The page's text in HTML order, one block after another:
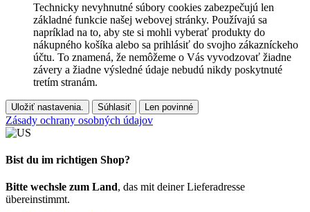
Technicky nevyhnutné súbory cookies zabezpečujú len
základné funkcie našej webovej stránky. Používajú sa
napríklad na to, aby ste si mohli vyberať produkty do
nákupného košíka alebo sa prihlásiť do svojho zákazníckeho
účtu. To znamená, že nemôžeme o Vás vyvodzovať žiadne
závery a žiadne výsledné údaje nebudú nikdy poskytnuté
tretím stranám.
Uložiť nastavenia. Súhlasiť Len povinné
Zásady ochrany osobných údajov
Bist du im richtigen Shop?
Bitte wechsle zum Land, das mit deiner Lieferadresse
übereinstimmt.